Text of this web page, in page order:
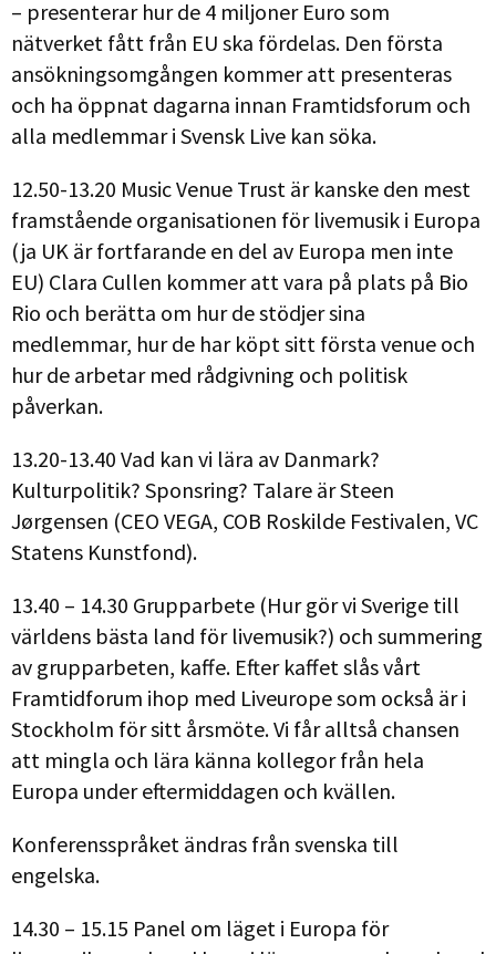
– presenterar hur de 4 miljoner Euro som
nätverket fått från EU ska fördelas. Den första
ansökningsomgången kommer att presenteras
och ha öppnat dagarna innan Framtidsforum och
alla medlemmar i Svensk Live kan söka.
12.50-13.20 Music Venue Trust är kanske den mest
framstående organisationen för livemusik i Europa
(ja UK är fortfarande en del av Europa men inte
EU) Clara Cullen kommer att vara på plats på Bio
Rio och berätta om hur de stödjer sina
medlemmar, hur de har köpt sitt första venue och
hur de arbetar med rådgivning och politisk
påverkan.
13.20-13.40 Vad kan vi lära av Danmark?
Kulturpolitik? Sponsring? Talare är Steen
Jørgensen (CEO VEGA, COB Roskilde Festivalen, VC
Statens Kunstfond).
13.40 – 14.30 Grupparbete (Hur gör vi Sverige till
världens bästa land för livemusik?) och summering
av grupparbeten, kaffe. Efter kaffet slås vårt
Framtidforum ihop med Liveurope som också är i
Stockholm för sitt årsmöte. Vi får alltså chansen
att mingla och lära känna kollegor från hela
Europa under eftermiddagen och kvällen.
Konferensspråket ändras från svenska till
engelska.
14.30 – 15.15 Panel om läget i Europa för